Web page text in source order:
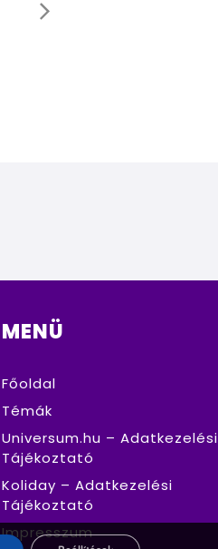
MENÜ
Főoldal
Témák
Universum.hu – Adatkezelési
Tájékoztató
Koliday – Adatkezelési
Tájékoztató
Impresszum